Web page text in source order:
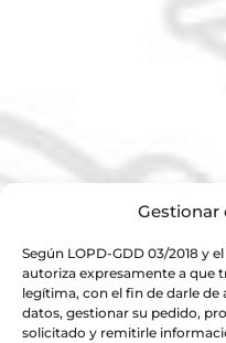
Según LOPD-GDD 03/2018 y
autoriza expresamente a que
legítima, con el fin de darle
datos, gestionar su pedido,
solicitado y remitirle